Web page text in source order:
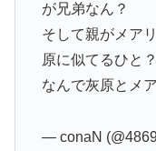
が兄弟なん？
そして親がメア
原に似てるひと
なんで灰原とメ
— conaN